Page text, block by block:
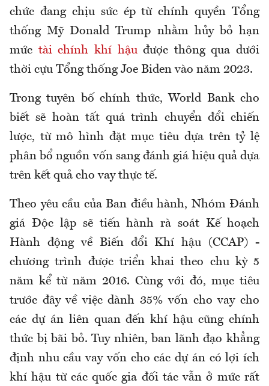
chức đang chịu sức ép từ chính quyền Tổng
thống Mỹ Donald Trump nhằm hủy bỏ hạn
mức tài chính khí hậuđược thông qua dưới
thời cựu Tổng thống Joe Biden vào năm 2023.
Trong tuyên bố chính thức, World Bank cho
biết sẽ hoàn tất quá trình chuyển đổi chiến
lược, từ mô hình đặt mục tiêu dựa trên tỷ lệ
phân bổ nguồn vốn sang đánh giá hiệu quả dựa
trên kết quả cho vay thực tế.
Theo yêu cầu của Ban điều hành, Nhóm Đánh
giá Độc lập sẽ tiến hành rà soát Kế hoạch
Hành động về Biến đổi Khí hậu (CCAP) -
chương trình được triển khai theo chu kỳ 5
năm kể từ năm 2016. Cùng với đó, mục tiêu
trước đây về việc dành 35% vốn cho vay cho
các dự án liên quan đến khí hậu cũng chính
thức bị bãi bỏ. Tuy nhiên, ban lãnh đạo khẳng
định nhu cầu vay vốn cho các dự án có lợi ích
khí hậu từ các quốc gia đối tác vẫn ở mức rất